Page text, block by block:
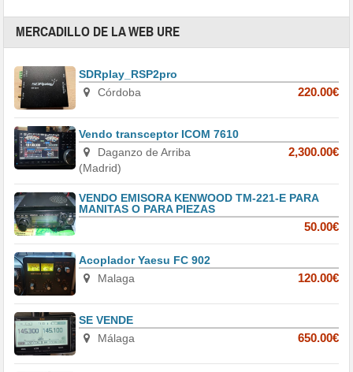
MERCADILLO DE LA WEB URE
SDRplay_RSP2pro
Córdoba
220.00€
Vendo transceptor ICOM 7610
Daganzo de Arriba
(Madrid)
2,300.00€
VENDO EMISORA KENWOOD TM-221-E PARA
MANITAS O PARA PIEZAS
50.00€
Acoplador Yaesu FC 902
Malaga
120.00€
SE VENDE
Málaga
650.00€